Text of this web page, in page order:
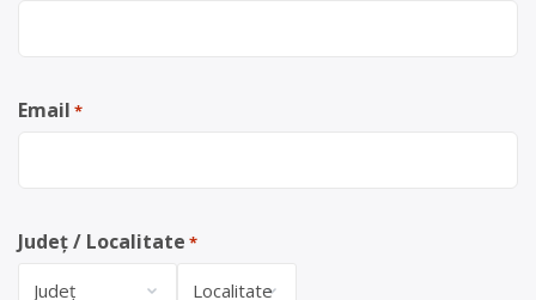
Email *
Județ / Localitate *